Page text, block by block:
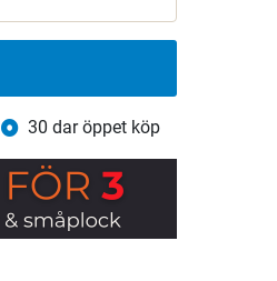
30 dar öppet köp